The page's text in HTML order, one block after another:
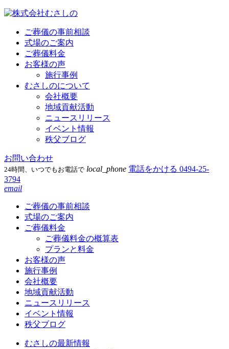
ご葬儀の事前相談
式場のご案内
ご葬儀料金
お客様の声
施行事例
むさしのについて
会社概要
地域貢献活動
ニュースリリース
イベント情報
秩父ブログ
お問い合わせ
24時間、いつでもお電話で local_phone 電話をかける 0494-25-
3794
email
ご葬儀の事前相談
式場のご案内
ご葬儀料金
ご葬儀料金の概算表
プランと料金
お客様の声
施行事例
会社概要
地域貢献活動
ニュースリリース
イベント情報
秩父ブログ
むさしの最新情報